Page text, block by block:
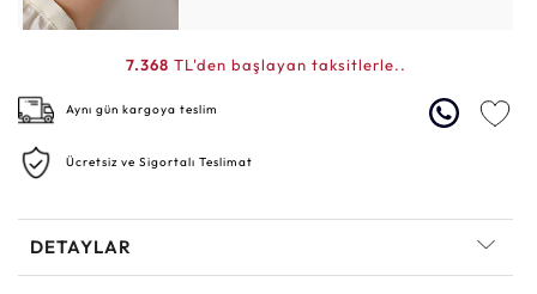
7.368 TL'den başlayan taksitlerle..
Aynı gün kargoya teslim
Ücretsiz ve Sigortalı Teslimat
DETAYLAR